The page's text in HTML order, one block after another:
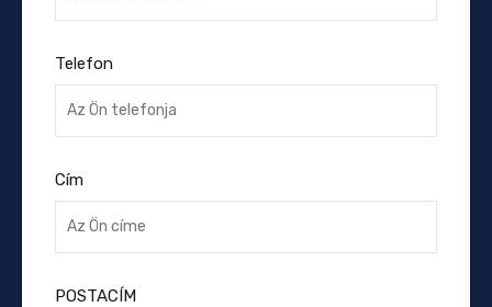
Telefon
Cím
POSTACÍM